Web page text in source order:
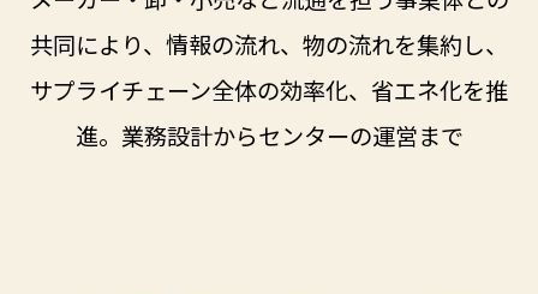
共同により、情報の流れ、物の流れを集約し、
サプライチェーン全体の効率化、省エネ化を推
進。業務設計からセンターの運営まで